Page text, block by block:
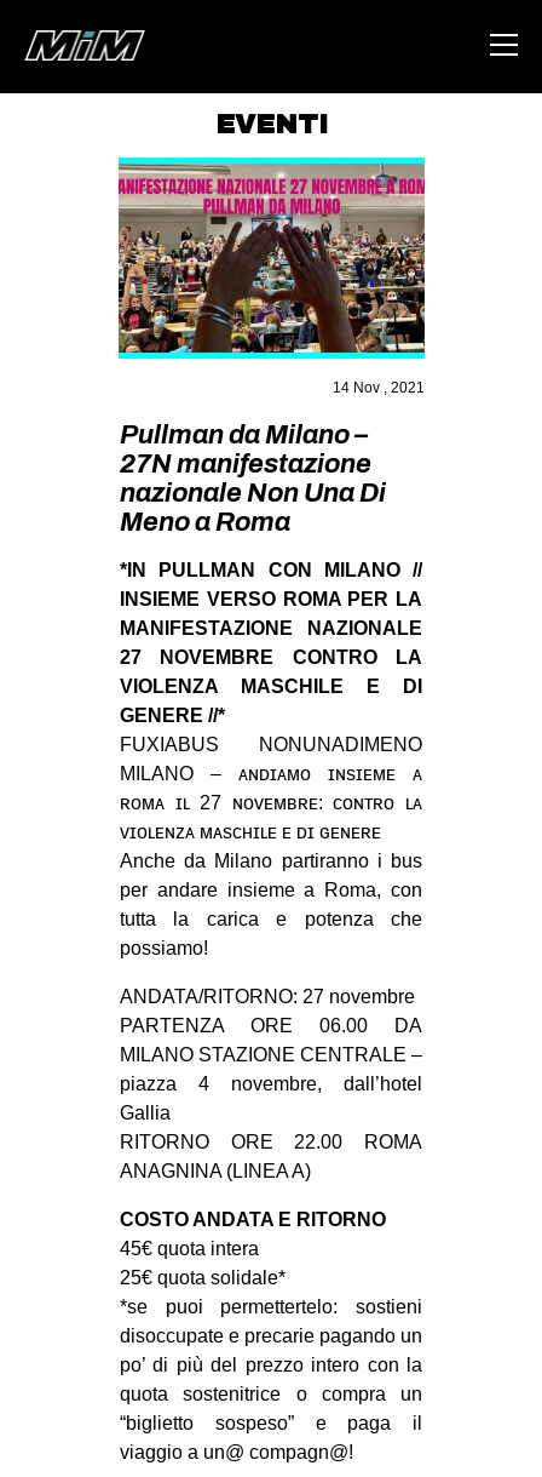
ABOUT
AREA
DEGENERAZIONE
GAZA FREESTYLE
CSOA LAMBRETTA
MSM
STUDENTI TSUNAMI
ZAM
MOBILITAZIONI
SPAZI
SPORT POPOLARE
AMBIENTE
ANTIFASCISMO
DIRITTO ALL’ABITARE
GENERI
REPRESSIONE
STUDENTI
ARTE
MUSICA
RECENSIONI
INTERNAZIONALE
AFRICA
AMERICHE
EVENTI
14 Nov , 2021
Pullman da Milano –
27N manifestazione
nazionale Non Una Di
Meno a Roma
*IN PULLMAN CON MILANO //
INSIEME VERSO ROMA PER LA
MANIFESTAZIONE NAZIONALE
27 NOVEMBRE CONTRO LA
VIOLENZA MASCHILE E DI
GENERE //*
FUXIABUS NONUNADIMENO
MILANO – ᴀɴᴅɪᴀᴍᴏ ɪɴsɪᴇᴍᴇ ᴀ
ʀᴏᴍᴀ ɪʟ 27 ɴᴏᴠᴇᴍʙʀᴇ: cᴏɴᴛʀᴏ ʟᴀ
ᴠɪᴏʟᴇɴᴢᴀ ᴍᴀsᴄʜɪʟᴇ ᴇ ᴅɪ ɢᴇɴᴇʀᴇ
Anche da Milano partiranno i bus
per andare insieme a Roma, con
tutta la carica e potenza che
possiamo!
ANDATA/RITORNO: 27 novembre
PARTENZA ORE 06.00 DA
MILANO STAZIONE CENTRALE –
piazza 4 novembre, dall’hotel
Gallia
RITORNO ORE 22.00 ROMA
ANAGNINA (LINEA A)
COSTO ANDATA E RITORNO
45€ quota intera
25€ quota solidale*
*se puoi permettertelo: sostieni
disoccupate e precarie pagando un
po’ di più del prezzo intero con la
quota sostenitrice o compra un
“biglietto sospeso” e paga il
viaggio a un@ compagn@!